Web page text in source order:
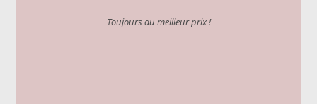
Toujours au meilleur prix !